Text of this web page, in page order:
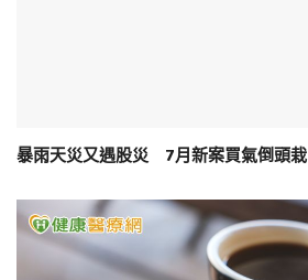
暴雨天災又遇股災 7月新案買氣倒頭栽